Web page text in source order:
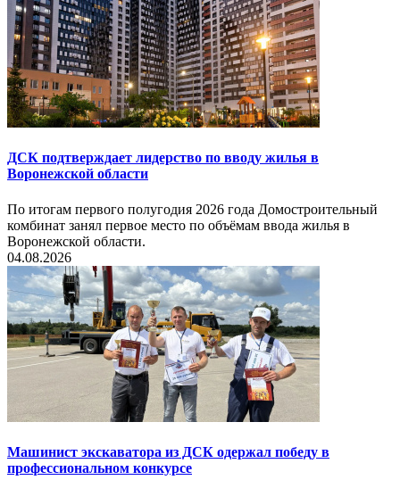
ДСК подтверждает лидерство по вводу жилья в
Воронежской области
По итогам первого полугодия 2026 года Домостроительный
комбинат занял первое место по объёмам ввода жилья в
Воронежской области.
04.08.2026
Машинист экскаватора из ДСК одержал победу в
профессиональном конкурсе